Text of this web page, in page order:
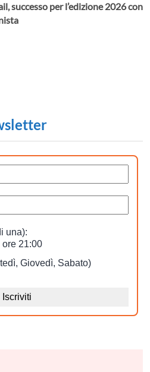
successo per l’edizione 2026 con